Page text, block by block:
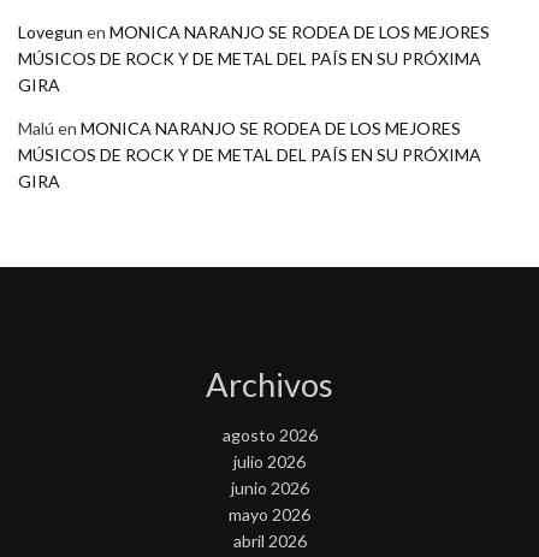
Lovegun en MONICA NARANJO SE RODEA DE LOS MEJORES
MÚSICOS DE ROCK Y DE METAL DEL PAÍS EN SU PRÓXIMA
GIRA
Malú en MONICA NARANJO SE RODEA DE LOS MEJORES
MÚSICOS DE ROCK Y DE METAL DEL PAÍS EN SU PRÓXIMA
GIRA
Archivos
agosto 2026
julio 2026
junio 2026
mayo 2026
abril 2026